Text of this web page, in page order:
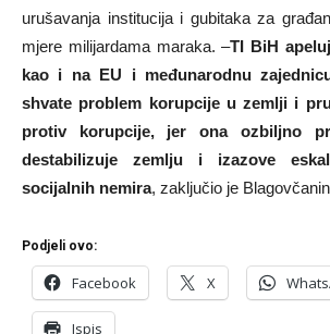
urušavanja institucija i gubitaka za
mjere milijardama maraka. –TI BiH
kao i na EU i međunarodnu
shvate problem korupcije u zemlji i
protiv korupcije, jer ona ozbiljno
destabilizuje zemlju i izazove
socijalnih nemira, zaključio je
Podjeli ovo:
Facebook X
Ispis